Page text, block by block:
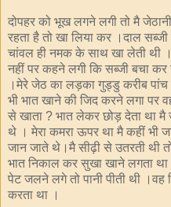
दोपहर को भूख लगने लगी तो मै
रहता है तो खा लिया कर ।दाल
चांवल ही नमक के साथ खा लेती थी
नहीं पर कहने लगी कि सब्जी बचा
।मेरे जेठ का लड़का गुड्डु करीब
भी भात खाने की जिद करने लगा पर
से खाता ? भात लेकर छोड़ देता था मै
थे । मेरा कमरा ऊपर था मै कहीं भी
जान जाते थे।मै सीढ़ी से उतरती थी
भात निकाल कर सुखा खाने लगता
पेट जलने लगे तो पानी पीती थी
करता था ।